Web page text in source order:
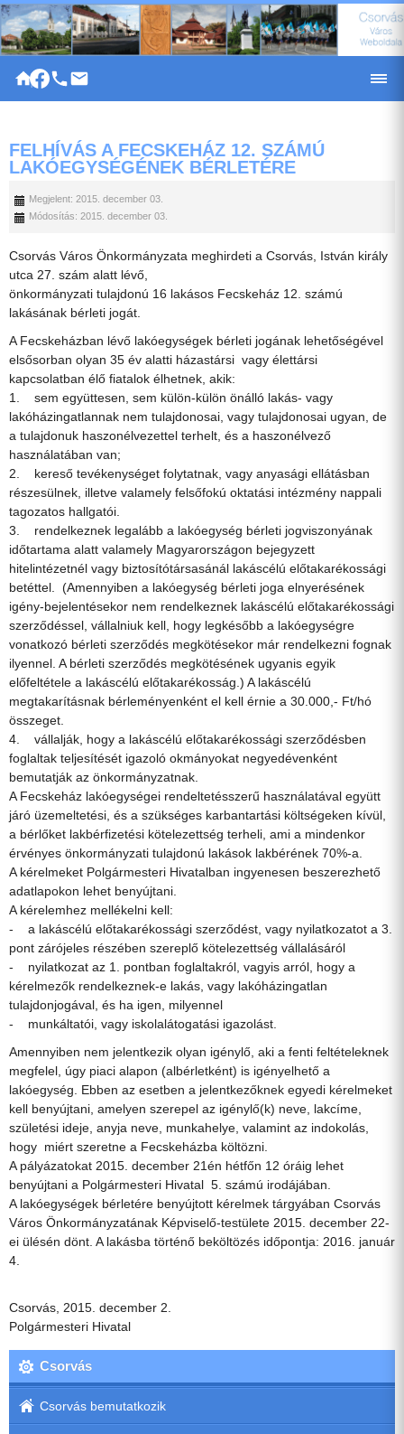
|
FELHÍVÁS A FECSKEHÁZ 12. SZÁMÚ
LAKÓEGYSÉGÉNEK BÉRLETÉRE
Megjelent: 2015. december 03.
Módosítás: 2015. december 03.
Csorvás Város Önkormányzata meghirdeti a Csorvás, István király
utca 27. szám alatt lévő,
önkormányzati tulajdonú 16 lakásos Fecskeház 12. számú
lakásának bérleti jogát.
A Fecskeházban lévő lakóegységek bérleti jogának lehetőségével
elsősorban olyan 35 év alatti házastársi vagy élettársi
kapcsolatban élő fiatalok élhetnek, akik:
1. sem együttesen, sem külön-külön önálló lakás- vagy
lakóházingatlannak nem tulajdonosai, vagy tulajdonosai ugyan, de
a tulajdonuk haszonélvezettel terhelt, és a haszonélvező
használatában van;
2. kereső tevékenységet folytatnak, vagy anyasági ellátásban
részesülnek, illetve valamely felsőfokú oktatási intézmény nappali
tagozatos hallgatói.
3. rendelkeznek legalább a lakóegység bérleti jogviszonyának
időtartama alatt valamely Magyarországon bejegyzett
hitelintézetnél vagy biztosítótársasánál lakáscélú előtakarékossági
betéttel. (Amennyiben a lakóegység bérleti joga elnyerésének
igény-bejelentésekor nem rendelkeznek lakáscélú előtakarékossági
szerződéssel, vállalniuk kell, hogy legkésőbb a lakóegységre
vonatkozó bérleti szerződés megkötésekor már rendelkezni fognak
ilyennel. A bérleti szerződés megkötésének ugyanis egyik
előfeltétele a lakáscélú előtakarékosság.) A lakáscélú
megtakarításnak bérleményenként el kell érnie a 30.000,- Ft/hó
összeget.
4. vállalják, hogy a lakáscélú előtakarékossági szerződésben
foglaltak teljesítését igazoló okmányokat negyedévenként
bemutatják az önkormányzatnak.
A Fecskeház lakóegységei rendeltetésszerű használatával együtt
járó üzemeltetési, és a szükséges karbantartási költségeken kívül,
a bérlőket lakbérfizetési kötelezettség terheli, ami a mindenkor
érvényes önkormányzati tulajdonú lakások lakbérének 70%-a.
A kérelmeket Polgármesteri Hivatalban ingyenesen beszerezhető
adatlapokon lehet benyújtani.
A kérelemhez mellékelni kell:
- a lakáscélú előtakarékossági szerződést, vagy nyilatkozatot a 3.
pont zárójeles részében szereplő kötelezettség vállalásáról
- nyilatkozat az 1. pontban foglaltakról, vagyis arról, hogy a
kérelmezők rendelkeznek-e lakás, vagy lakóházingatlan
tulajdonjogával, és ha igen, milyennel
- munkáltatói, vagy iskolalátogatási igazolást.
Amennyiben nem jelentkezik olyan igénylő, aki a fenti feltételeknek
megfelel, úgy piaci alapon (albérletként) is igényelhető a
lakóegység. Ebben az esetben a jelentkezőknek egyedi kérelmeket
kell benyújtani, amelyen szerepel az igénylő(k) neve, lakcíme,
születési ideje, anyja neve, munkahelye, valamint az indokolás,
hogy miért szeretne a Fecskeházba költözni.
A pályázatokat 2015. december 21én hétfőn 12 óráig lehet
benyújtani a Polgármesteri Hivatal 5. számú irodájában.
A lakóegységek bérletére benyújtott kérelmek tárgyában Csorvás
Város Önkormányzatának Képviselő-testülete 2015. december 22-
ei ülésén dönt. A lakásba történő beköltözés időpontja: 2016. január
4.
Csorvás, 2015. december 2.
Polgármesteri Hivatal
Csorvás
Csorvás bemutatkozik